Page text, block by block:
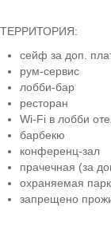
ТЕРРИТОРИЯ:
сейф за доп.
рум-сервис
лобби-бар
ресторан
Wi-Fi в лобби
барбекю
конференц-зал
прачечная (за
охраняемая
запрещено